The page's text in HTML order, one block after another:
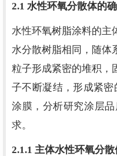
2.1 水性环氧分散体的
水性环氧树脂涂料的主
水分散树脂相同，随体
粒子形成紧密的堆积，
子不断凝结，形成紧
涂膜，分析研究涂层
求。
2.1.1 主体水性环氧分